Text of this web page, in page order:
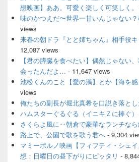
想映画】ああ。可愛く楽しく可笑しく。
味のかつえだ〜世界一甘いんじゃない
views
来春の朝ドラ『とと姉ちゃん』相手役
12,087 views
【君の膵臓を食べたい】偶然じゃない
会ったんだよ… - 11,647 views
池松くんのこと【愛の渦】とか【海を
views
俺たちの副長が堀北真希を口説き落とし
ハムスターぐるぐる（イニキＺに捧ぐ）
さくらよ風に‥朝倉で豪華なランチなら
路上で、公園で歌を歌う君へ - 9,304
マミーポルノ映画【フィフティ・シェ
想：日曜日の昼下がりにピッタリ -